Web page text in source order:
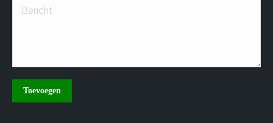
Bericht
Toevoegen